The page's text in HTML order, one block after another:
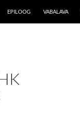
EPILOOG VABALAVA